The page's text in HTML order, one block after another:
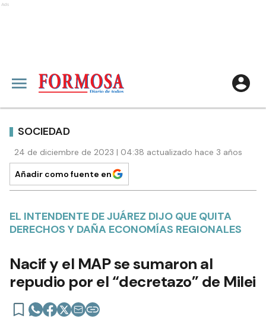
Ads
SOCIEDAD
24 de diciembre de 2023 | 04:38 actualizado hace 3 años
Añadir como fuente en
EL INTENDENTE DE JUÁREZ DIJO QUE QUITA
DERECHOS Y DAÑA ECONOMÍAS REGIONALES
Nacif y el MAP se sumaron al
repudio por el “decretazo” de Milei